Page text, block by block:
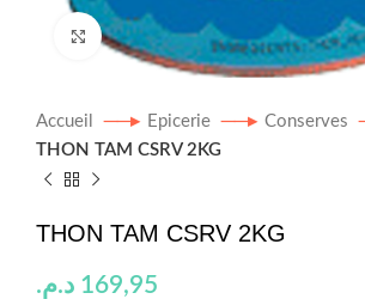
Click to enlarge
Accueil Epicerie
Conserves
THON TAM CSRV 2KG
THON TAM CSRV 2KG
169,95 د.م.